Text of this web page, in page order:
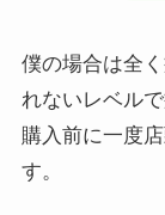
僕の場合は全
れないレベル
購入前に一度
す。